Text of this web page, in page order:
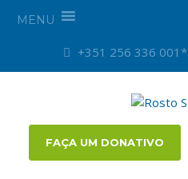
MENU
+351 256 336 001*
FAÇA UM DONATIVO